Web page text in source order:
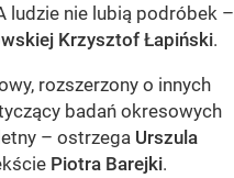
ludzie nie lubią podróbek –
Krzysztof Łapiński.
rozszerzony o innych
badań okresowych
– ostrzega Urszula
Piotra Barejki.